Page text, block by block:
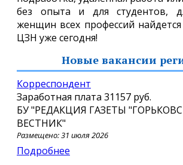
без опыта и для студентов,
женщин всех профессий
ЦЗН уже сегодня!
Новые вакансии
Корреспондент
Заработная плата 31157 руб.
БУ "РЕДАКЦИЯ ГАЗЕТЫ
ВЕСТНИК"
Размещено: 31 июля 2026
Подробнее